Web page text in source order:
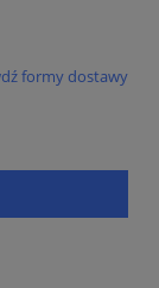
formy dostawy